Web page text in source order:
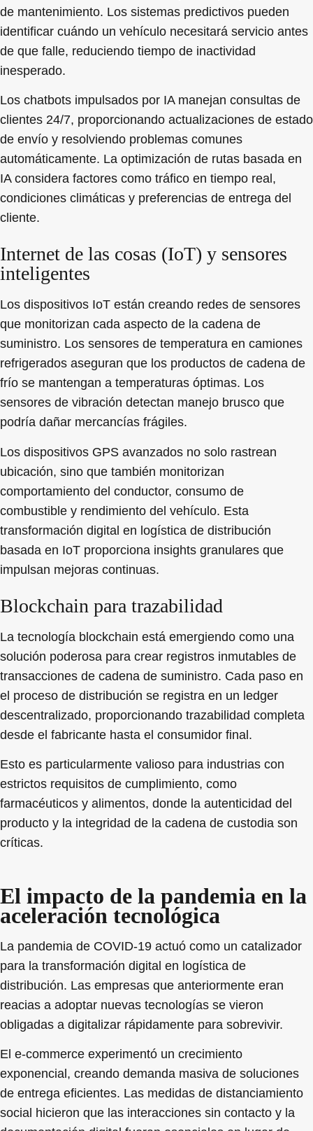
de mantenimiento. Los sistemas predictivos pueden
identificar cuándo un vehículo necesitará servicio antes
de que falle, reduciendo tiempo de inactividad
inesperado.
Los chatbots impulsados por IA manejan consultas de
clientes 24/7, proporcionando actualizaciones de estado
de envío y resolviendo problemas comunes
automáticamente. La optimización de rutas basada en
IA considera factores como tráfico en tiempo real,
condiciones climáticas y preferencias de entrega del
cliente.
Internet de las cosas (IoT) y sensores
inteligentes
Los dispositivos IoT están creando redes de sensores
que monitorizan cada aspecto de la cadena de
suministro. Los sensores de temperatura en camiones
refrigerados aseguran que los productos de cadena de
frío se mantengan a temperaturas óptimas. Los
sensores de vibración detectan manejo brusco que
podría dañar mercancías frágiles.
Los dispositivos GPS avanzados no solo rastrean
ubicación, sino que también monitorizan
comportamiento del conductor, consumo de
combustible y rendimiento del vehículo. Esta
transformación digital en logística de distribución
basada en IoT proporciona insights granulares que
impulsan mejoras continuas.
Blockchain para trazabilidad
La tecnología blockchain está emergiendo como una
solución poderosa para crear registros inmutables de
transacciones de cadena de suministro. Cada paso en
el proceso de distribución se registra en un ledger
descentralizado, proporcionando trazabilidad completa
desde el fabricante hasta el consumidor final.
Esto es particularmente valioso para industrias con
estrictos requisitos de cumplimiento, como
farmacéuticos y alimentos, donde la autenticidad del
producto y la integridad de la cadena de custodia son
críticas.
El impacto de la pandemia en la
aceleración tecnológica
La pandemia de COVID-19 actuó como un catalizador
para la transformación digital en logística de
distribución. Las empresas que anteriormente eran
reacias a adoptar nuevas tecnologías se vieron
obligadas a digitalizar rápidamente para sobrevivir.
El e-commerce experimentó un crecimiento
exponencial, creando demanda masiva de soluciones
de entrega eficientes. Las medidas de distanciamiento
social hicieron que las interacciones sin contacto y la